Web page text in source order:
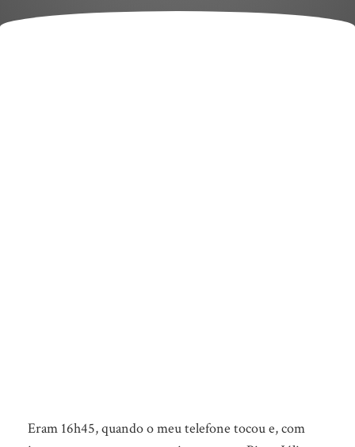
Eram 16h45, quando o meu telefone tocou e, com